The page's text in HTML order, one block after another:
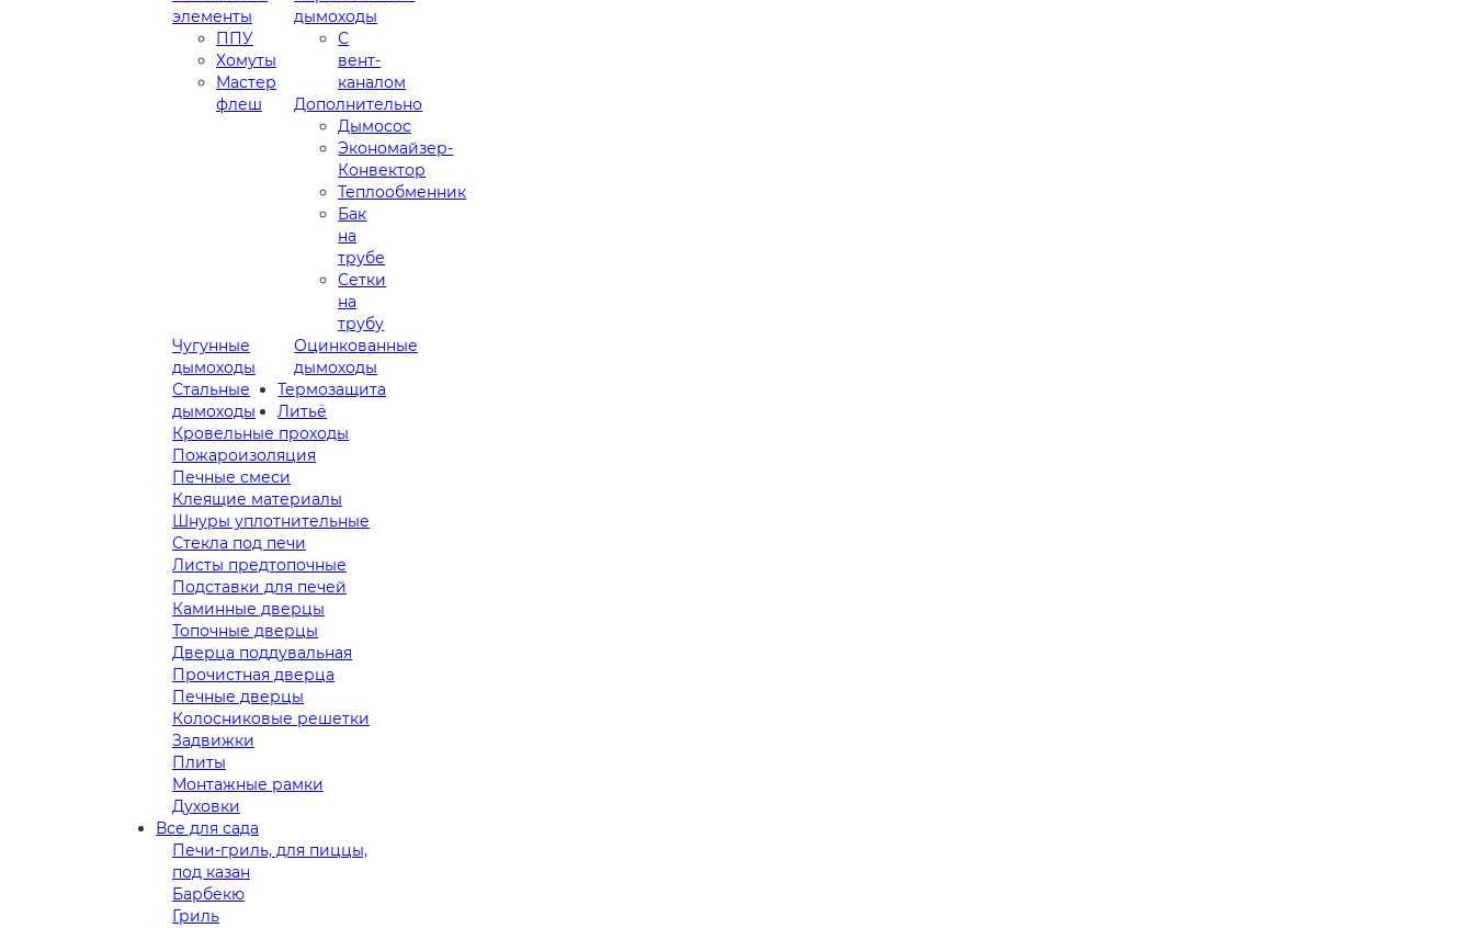
элементы
ППУ
Хомуты
Мастер
флеш
дымоходы
С
вент-
каналом
Дополнительно
Дымосос
Экономайзер-
Конвектор
Теплообменник
Бак
на
трубе
Сетки
на
трубу
Чугунные
дымоходы
Оцинкованные
дымоходы
Стальные
дымоходы
Термозащита
Кровельные проходы
Пожароизоляция
Печные смеси
Клеящие материалы
Шнуры уплотнительные
Стекла под печи
Листы предтопочные
Подставки для печей
Литьё
Каминные дверцы
Топочные дверцы
Дверца поддувальная
Прочистная дверца
Печные дверцы
Колосниковые решетки
Задвижки
Плиты
Монтажные рамки
Духовки
Все для сада
Печи-гриль, для пиццы,
под казан
Барбекю
Гриль